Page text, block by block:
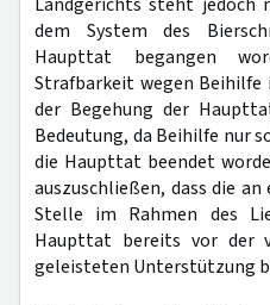
dem System des
Haupttat begangen
Strafbarkeit wegen
der Begehung der
Bedeutung, da Beihilfe nur
die Haupttat beendet
auszuschließen, dass die
Stelle im Rahmen des
Haupttat bereits vor der
geleisteten Unterstützung